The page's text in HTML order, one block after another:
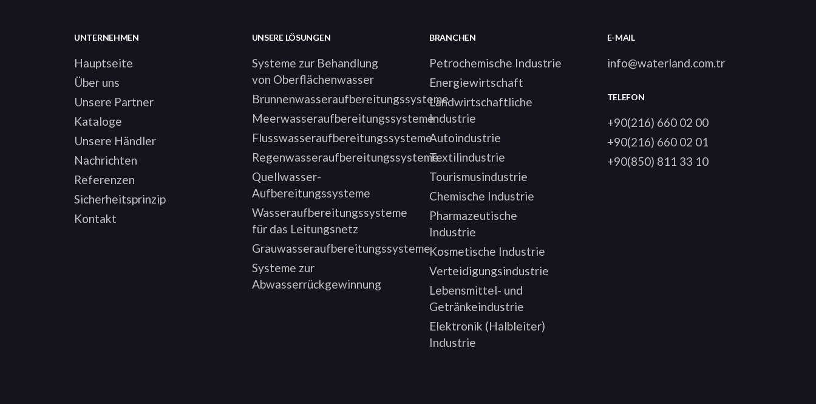
UNTERNEHMEN
Hauptseite
Über uns
Unsere Partner
Kataloge
Unsere Händler
Nachrichten
Referenzen
Sicherheitsprinzip
Kontakt
UNSERE LÖSUNGEN
Systeme zur Behandlung
von Oberflächenwasser
Brunnenwasseraufbereitungssysteme
Meerwasseraufbereitungssysteme
Flusswasseraufbereitungssysteme
Regenwasseraufbereitungssysteme
Quellwasser-
Aufbereitungssysteme
Wasseraufbereitungssysteme
für das Leitungsnetz
Grauwasseraufbereitungssysteme
Systeme zur
Abwasserrückgewinnung
BRANCHEN
Petrochemische Industrie
Energiewirtschaft
Landwirtschaftliche
Industrie
Autoindustrie
Textilindustrie
Tourismusindustrie
Chemische Industrie
Pharmazeutische
Industrie
Kosmetische Industrie
Verteidigungsindustrie
Lebensmittel- und
Getränkeindustrie
Elektronik (Halbleiter)
Industrie
E-MAIL
info@waterland.com.tr
TELEFON
+90(216) 660 02 00
+90(216) 660 02 01
+90(850) 811 33 10